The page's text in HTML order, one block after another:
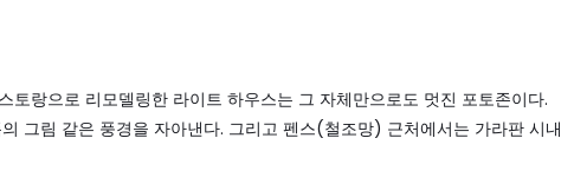
토랑으로 리모델링한 라이트 하우스는 그 자체만으로도 멋진 포토존이다.
그림 같은 풍경을 자아낸다. 그리고 펜스(철조망) 근처에서는 가라판 시내